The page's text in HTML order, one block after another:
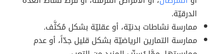
الدرقيّة.
ممارسة نشاطات بدنيّة، أو عقليّة بشكل مُكثَّف.
ممارسة التمارين الرياضيّة بشكل قليل جدّاً، أو عدم